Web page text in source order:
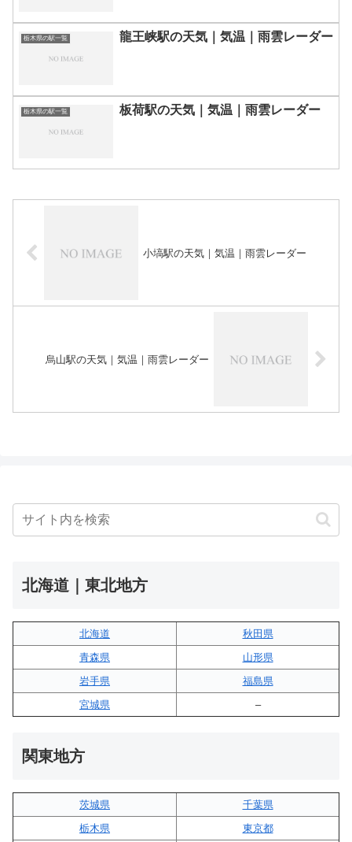
栃木県の駅一覧 龍王峡駅の天気｜気温｜雨雲レーダー
栃木県の駅一覧 板荷駅の天気｜気温｜雨雲レーダー
小塙駅の天気｜気温｜雨雲レーダー
烏山駅の天気｜気温｜雨雲レーダー
北海道｜東北地方
北海道
秋田県
青森県
山形県
岩手県
福島県
宮城県
–
関東地方
茨城県
千葉県
栃木県
東京都